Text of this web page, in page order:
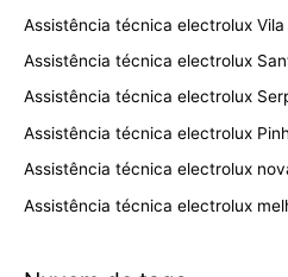
Assistência técnica electrolux Vila
Assistência técnica electrolux
Assistência técnica electrolux
Assistência técnica electrolux
Assistência técnica electrolux
Assistência técnica electrolux